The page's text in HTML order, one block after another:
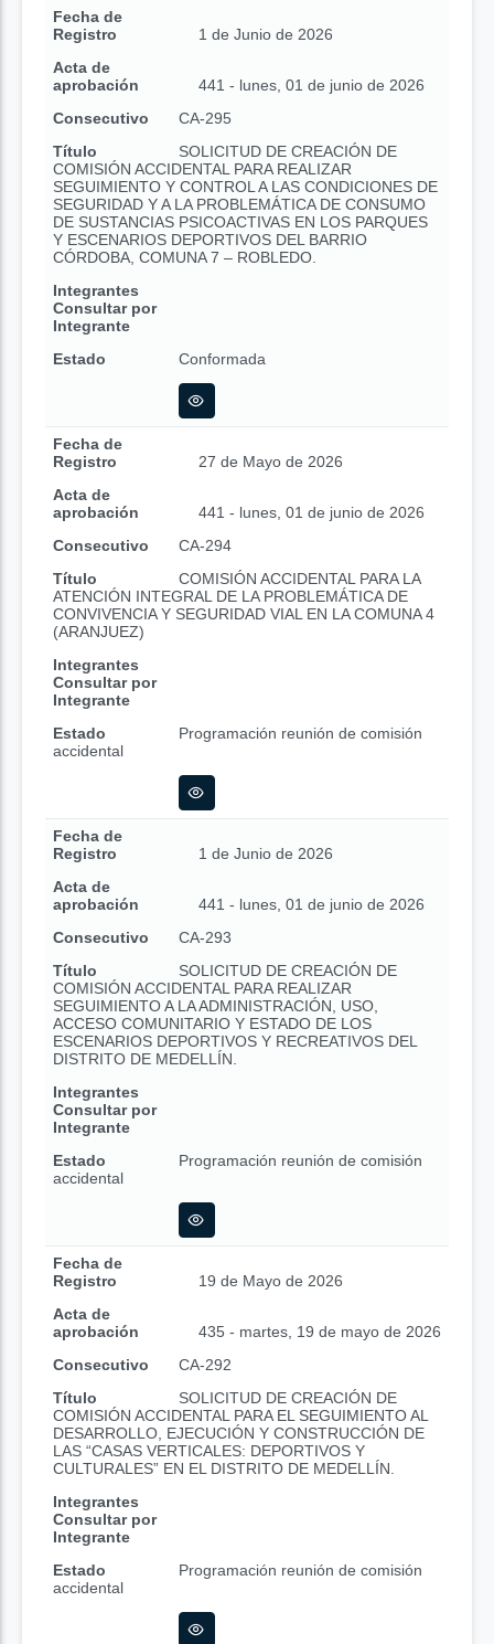
Fecha de
Registro
1 de Junio de 2026
Acta de
aprobación
441 - lunes, 01 de junio de 2026
Consecutivo
CA-295
Título
SOLICITUD DE CREACIÓN DE
COMISIÓN ACCIDENTAL PARA REALIZAR
SEGUIMIENTO Y CONTROL A LAS CONDICIONES DE
SEGURIDAD Y A LA PROBLEMÁTICA DE CONSUMO
DE SUSTANCIAS PSICOACTIVAS EN LOS PARQUES
Y ESCENARIOS DEPORTIVOS DEL BARRIO
CÓRDOBA, COMUNA 7 – ROBLEDO.
Integrantes
Consultar por
Integrante
Estado
Conformada
Fecha de
Registro
27 de Mayo de 2026
Acta de
aprobación
441 - lunes, 01 de junio de 2026
Consecutivo
CA-294
Título
COMISIÓN ACCIDENTAL PARA LA
ATENCIÓN INTEGRAL DE LA PROBLEMÁTICA DE
CONVIVENCIA Y SEGURIDAD VIAL EN LA COMUNA 4
(ARANJUEZ)
Integrantes
Consultar por
Integrante
Estado
Programación reunión de comisión
accidental
Fecha de
Registro
1 de Junio de 2026
Acta de
aprobación
441 - lunes, 01 de junio de 2026
Consecutivo
CA-293
Título
SOLICITUD DE CREACIÓN DE
COMISIÓN ACCIDENTAL PARA REALIZAR
SEGUIMIENTO A LA ADMINISTRACIÓN, USO,
ACCESO COMUNITARIO Y ESTADO DE LOS
ESCENARIOS DEPORTIVOS Y RECREATIVOS DEL
DISTRITO DE MEDELLÍN.
Integrantes
Consultar por
Integrante
Estado
Programación reunión de comisión
accidental
Fecha de
Registro
19 de Mayo de 2026
Acta de
aprobación
435 - martes, 19 de mayo de 2026
Consecutivo
CA-292
Título
SOLICITUD DE CREACIÓN DE
COMISIÓN ACCIDENTAL PARA EL SEGUIMIENTO AL
DESARROLLO, EJECUCIÓN Y CONSTRUCCIÓN DE
LAS “CASAS VERTICALES: DEPORTIVOS Y
CULTURALES” EN EL DISTRITO DE MEDELLÍN.
Integrantes
Consultar por
Integrante
Estado
Programación reunión de comisión
accidental